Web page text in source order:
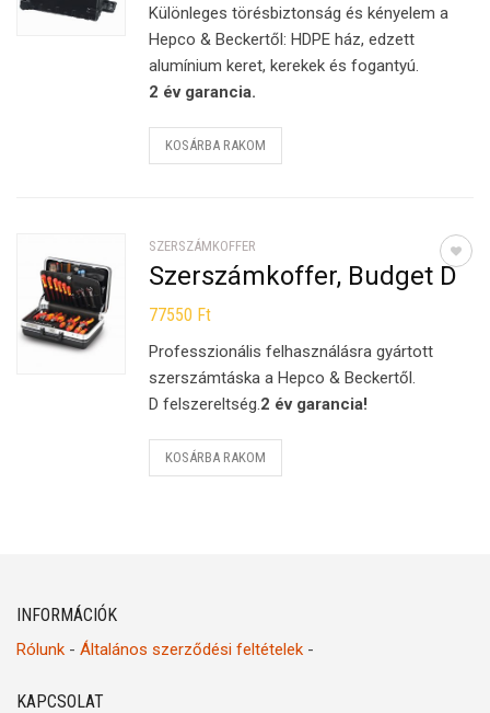
Különleges törésbiztonság és kényelem a
Hepco & Beckertől: HDPE ház, edzett
alumínium keret, kerekek és fogantyú.
2 év garancia.
KOSÁRBA RAKOM
SZERSZÁMKOFFER
Szerszámkoffer, Budget D
77550 Ft
Professzionális felhasználásra gyártott
szerszámtáska a Hepco & Beckertől.
D felszereltség.2 év garancia!
KOSÁRBA RAKOM
INFORMÁCIÓK
Rólunk - Általános szerződési feltételek -
KAPCSOLAT